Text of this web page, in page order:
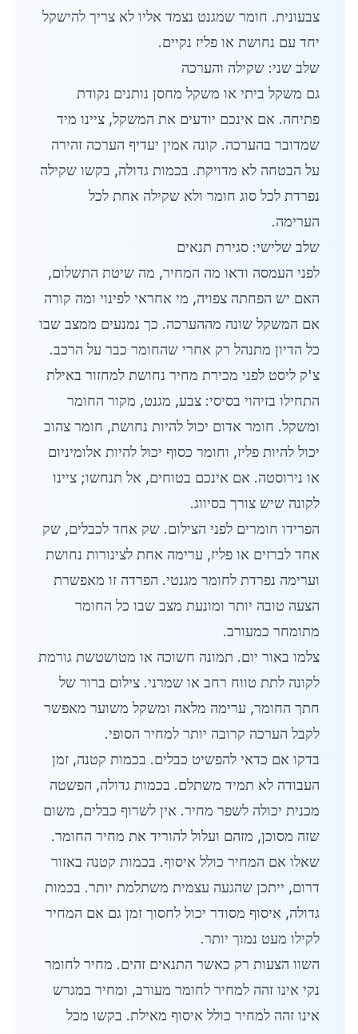
צבעונית. חומר שמגנט נצמד אליו לא צריך להישקל
יחד עם נחושת או פליז נקיים.
שלב שני: שקילה והערכה
גם משקל ביתי או משקל מחסן נותנים נקודת
פתיחה. אם אינכם יודעים את המשקל, ציינו מיד
שמדובר בהערכה. קונה אמין יעדיף הערכה זהירה
על הבטחה לא מדויקת. בכמות גדולה, בקשו שקילה
נפרדת לכל סוג חומר ולא שקילה אחת לכל
הערימה.
שלב שלישי: סגירת תנאים
לפני העמסה ודאו מה המחיר, מה שיטת התשלום,
האם יש הפחתה צפויה, מי אחראי לפינוי ומה קורה
אם המשקל שונה מההערכה. כך נמנעים ממצב שבו
כל הדיון מתנהל רק אחרי שהחומר כבר על הרכב.
צ'ק ליסט לפני מכירת מחיר נחושת למחזור באילת
התחילו בזיהוי בסיסי: צבע, מגנט, מקור החומר
ומשקל. חומר אדום יכול להיות נחושת, חומר צהוב
יכול להיות פליז, וחומר כסוף יכול להיות אלומיניום
או נירוסטה. אם אינכם בטוחים, אל תנחשו; ציינו
לקונה שיש צורך בסיווג.
הפרידו חומרים לפני הצילום. שק אחד לכבלים, שק
אחד לברזים או פליז, ערימה אחת לצינורות נחושת
וערימה נפרדת לחומר מגנטי. הפרדה זו מאפשרת
הצעה טובה יותר ומונעת מצב שבו כל החומר
מתומחר כמעורב.
צלמו באור יום. תמונה חשוכה או מטושטשת גורמת
לקונה לתת טווח רחב או שמרני. צילום ברור של
חתך החומר, ערימה מלאה ומשקל משוער מאפשר
לקבל הערכה קרובה יותר למחיר הסופי.
בדקו אם כדאי להפשיט כבלים. בכמות קטנה, זמן
העבודה לא תמיד משתלם. בכמות גדולה, הפשטה
מכנית יכולה לשפר מחיר. אין לשרוף כבלים, משום
שזה מסוכן, מזהם ועלול להוריד את מחיר החומר.
שאלו אם המחיר כולל איסוף. בכמות קטנה באזור
דרום, ייתכן שהגעה עצמית משתלמת יותר. בכמות
גדולה, איסוף מסודר יכול לחסוך זמן גם אם המחיר
לקילו מעט נמוך יותר.
השוו הצעות רק כאשר התנאים זהים. מחיר לחומר
נקי אינו זהה למחיר לחומר מעורב, ומחיר במגרש
אינו זהה למחיר כולל איסוף מאילת. בקשו מכל